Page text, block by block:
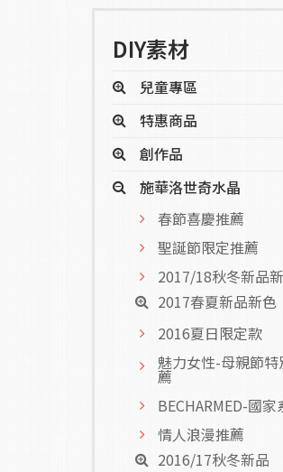
DIY素材
兒童專區
特惠商品
創作品
施華洛世奇水晶
春節喜慶推薦
聖誕節限定推薦
2017/18秋冬新品
2017春夏新品新色
2016夏日限定款
魅力女性-母親節特
薦
BECHARMED-國家
情人浪漫推薦
2016/17秋冬新品